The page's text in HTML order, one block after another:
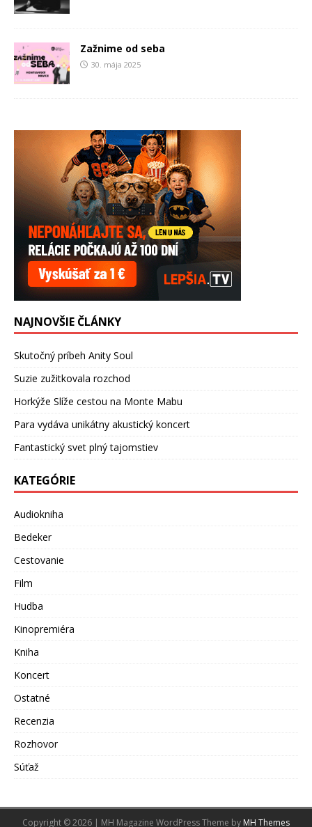
Zažnime od seba
30. mája 2025
NAJNOVŠIE ČLÁNKY
Skutočný príbeh Anity Soul
Suzie zužitkovala rozchod
Horkýže Slíže cestou na Monte Mabu
Para vydáva unikátny akustický koncert
Fantastický svet plný tajomstiev
KATEGÓRIE
Audiokniha
Bedeker
Cestovanie
Film
Hudba
Kinopremiéra
Kniha
Koncert
Ostatné
Recenzia
Rozhovor
Súťaž
Copyright © 2026 | MH Magazine WordPress Theme by MH Themes